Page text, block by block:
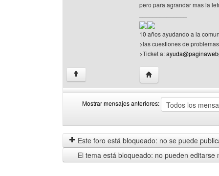
pero para agrandar mas la
10 años ayudando a la
>las cuestiones de
>Ticket a:
↑ Visitar sitio web del
Mostrar mensajes anteriores:
mensajes
anteriores
by
Este foro está bloqueado: no se puede
El tema está bloqueado: no pueden editarse